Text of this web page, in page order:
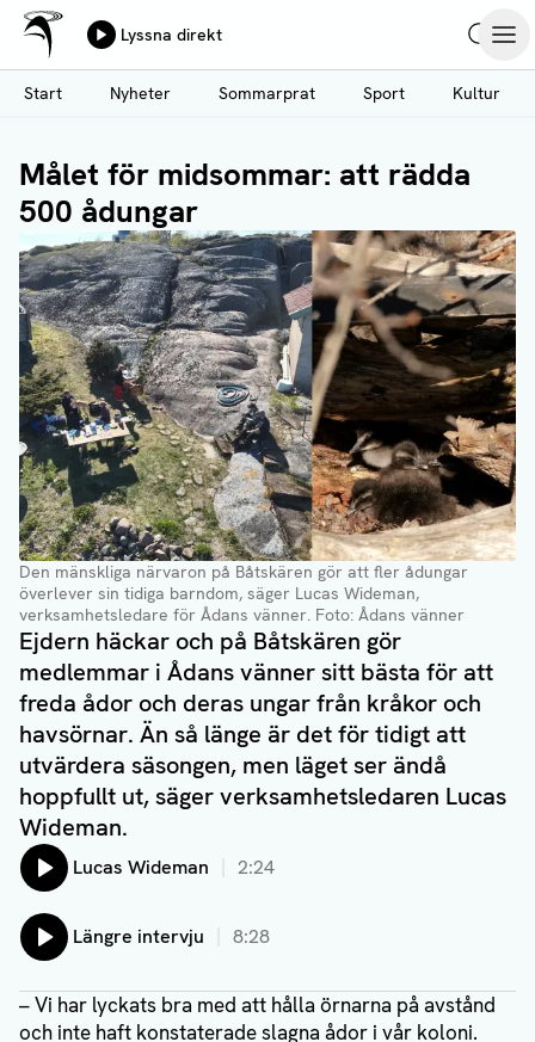
Hoppa
till
huvudinnehåll
Ålands Radio & TV
Lyssna direkt
Start
Nyheter Sommarprat Sport Kultur
Målet för midsommar: att rädda
500 ådungar
Den mänskliga närvaron på Båtskären gör att fler ådungar
överlever sin tidiga barndom, säger Lucas Wideman,
verksamhetsledare för Ådans vänner. Foto: Ådans vänner
Ejdern häckar och på Båtskären gör
medlemmar i Ådans vänner sitt bästa för att
freda ådor och deras ungar från kråkor och
havsörnar. Än så länge är det för tidigt att
utvärdera säsongen, men läget ser ändå
hoppfullt ut, säger verksamhetsledaren Lucas
Wideman.
Lyssna på:
Lucas Wideman 2:24
Lyssna på:
Längre intervju 8:28
– Vi har lyckats bra med att hålla örnarna på avstånd
och inte haft konstaterade slagna ådor i vår koloni.